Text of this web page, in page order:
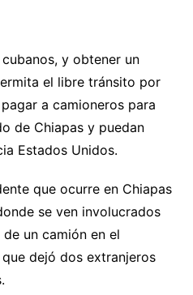
y obtener un
el libre tránsito por
a camioneros para
de Chiapas y puedan
Estados Unidos.
que ocurre en Chiapas
se ven involucrados
un camión en el
dejó dos extranjeros